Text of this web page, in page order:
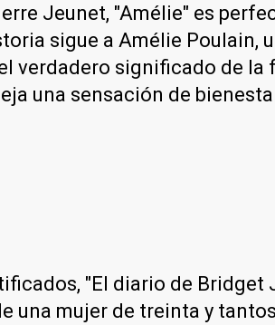
Jeunet, "Amélie" es
sigue a Amélie Poulain,
verdadero significado de
una sensación de
"El diario de
una mujer de treinta y